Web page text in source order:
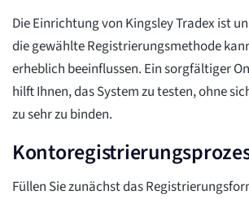
Die Einrichtung von Kingsley Tradex ist
die gewählte Registrierungsmethode
erheblich beeinflussen. Ein sorgfältiger
hilft Ihnen, das System zu testen, ohne
zu sehr zu binden.
Füllen Sie zunächst das